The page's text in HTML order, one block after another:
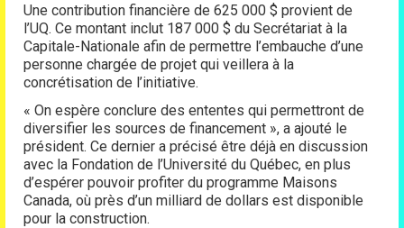
Une contribution financière de 625 000 $ provient de
l’UQ. Ce montant inclut 187 000 $ du Secrétariat à la
Capitale-Nationale afin de permettre l’embauche d’une
personne chargée de projet qui veillera à la
concrétisation de l’initiative.
« On espère conclure des ententes qui permettront de
diversifier les sources de financement », a ajouté le
président. Ce dernier a précisé être déjà en discussion
avec la Fondation de l’Université du Québec, en plus
d’espérer pouvoir profiter du programme Maisons
Canada, où près d’un milliard de dollars est disponible
pour la construction.